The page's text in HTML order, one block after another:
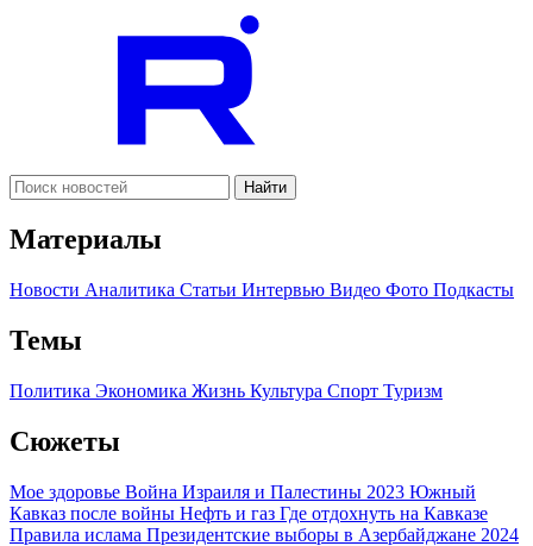
Найти
Материалы
Новости Аналитика Статьи Интервью Видео Фото Подкасты
Темы
Политика Экономика Жизнь Культура Спорт Туризм
Сюжеты
Мое здоровье Война Израиля и Палестины 2023 Южный
Кавказ после войны Нефть и газ Где отдохнуть на Кавказе
Правила ислама Президентские выборы в Азербайджане 2024